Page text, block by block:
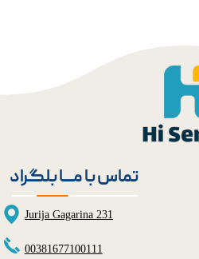
تماس با مــــا بلگراد
Jurija Gagarina 231
00381677100111